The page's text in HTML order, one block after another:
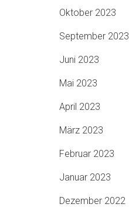
Oktober 2023
September 2023
Juni 2023
Mai 2023
April 2023
März 2023
Februar 2023
Januar 2023
Dezember 2022